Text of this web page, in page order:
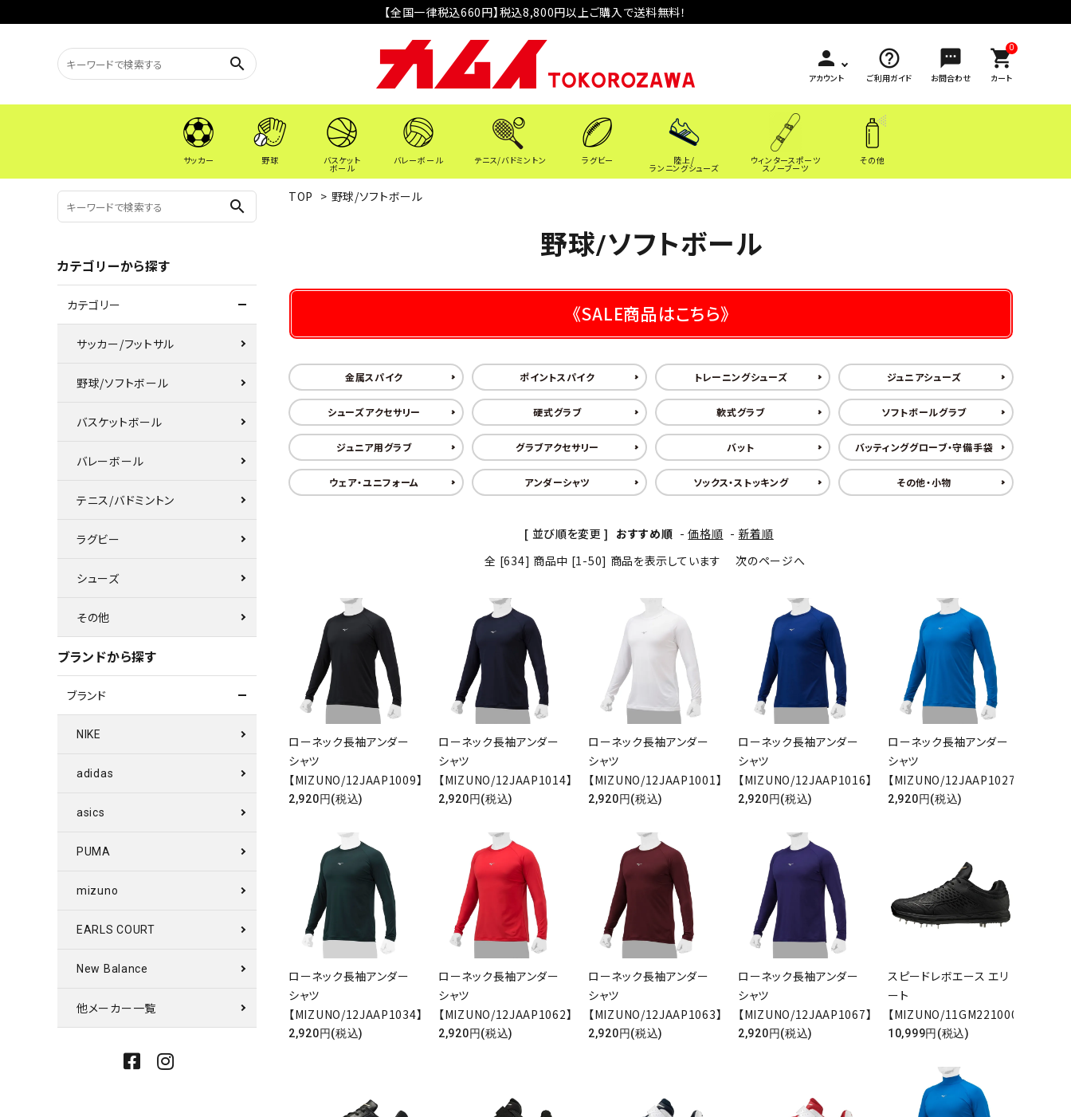
【全国一律税込660円】税込8,800円以上ご購入で送料無料！
search person
アカウント
help_outline
ご利用ガイド
sms
お問合わせ
0
shopping_cart
カート
サッカー 野球 バスケット
ボール
バレーボール テニス/バドミントン ラグビー 陸上/
ランニングシューズ
ウィンタースポーツ
スノーブーツ
その他
TOP > 野球/ソフトボール
野球/ソフトボール
《SALE商品はこちら》
金属スパイク ポイントスパイク トレーニングシューズ ジュニアシューズ
シューズアクセサリー 硬式グラブ 軟式グラブ ソフトボールグラブ
ジュニア用グラブ グラブアクセサリー バット バッティンググローブ・守備手袋
ウェア・ユニフォーム アンダーシャツ ソックス・ストッキング その他・小物
[ 並び順を変更 ] おすすめ順 -価格順 - 新着順
全 [634] 商品中 [1-50] 商品を表示しています
次のページへ
ローネック長袖アンダー
シャツ
【MIZUNO/12JAAP1009】
2,920円(税込)
ローネック長袖アンダー
シャツ
【MIZUNO/12JAAP1014】
2,920円(税込)
ローネック長袖アンダー
シャツ
【MIZUNO/12JAAP1001】
2,920円(税込)
ローネック長袖アンダー
シャツ
【MIZUNO/12JAAP1016】
2,920円(税込)
ローネック長袖アンダー
シャツ
【MIZUNO/12JAAP1027】
2,920円(税込)
ローネック長袖アンダー
シャツ
【MIZUNO/12JAAP1034】
2,920円(税込)
ローネック長袖アンダー
シャツ
【MIZUNO/12JAAP1062】
2,920円(税込)
ローネック長袖アンダー
シャツ
【MIZUNO/12JAAP1063】
2,920円(税込)
ローネック長袖アンダー
シャツ
【MIZUNO/12JAAP1067】
2,920円(税込)
スピードレボエース エリ
ート
【MIZUNO/11GM221000】
10,999円(税込)
search
カテゴリーから探す
カテゴリー
サッカー/フットサル
野球/ソフトボール
バスケットボール
バレーボール
テニス/バドミントン
ラグビー
シューズ
その他
ブランドから探す
ブランド
NIKE
adidas
asics
PUMA
mizuno
EARLS COURT
New Balance
他メーカー一覧